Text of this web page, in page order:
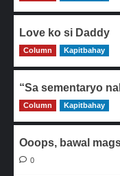
Love ko si Daddy
0
Column Kapitbahay
“Sa sementaryo
0
Column Kapitbahay
Ooops, bawal
0